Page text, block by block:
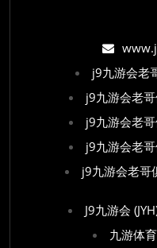
j9九游会老
j9九游会老
j9九游会老
j9九游会老
j9九游会老哥
J9九游会
九游体